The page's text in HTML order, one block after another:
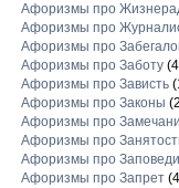
Афоризмы про
Афоризмы про
Афоризмы про
Афоризмы про Заботу
Афоризмы про Зависть
Афоризмы про Законы
Афоризмы про
Афоризмы про
Афоризмы про Заповеди
Афоризмы про Запрет